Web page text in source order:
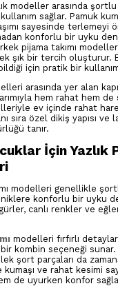
modeller arasında
kullanım sağlar. Pamuk
sayesinde terlemeyi
konforlu bir uyku
pijama takımı
şık bir tercih oluşturur.
için pratik bir
arasında yer alan
hem rahat hem
ev içinde rahat
sıra özel dikiş yapısı ve
tanır.
İçin Yazlık
modelleri genellikle
konforlu bir uyku
canlı renkler ve
modelleri fırfırlı
kombin seçeneği sunar.
şort parçaları da
ve rahat kesimi
de uyurken konfor